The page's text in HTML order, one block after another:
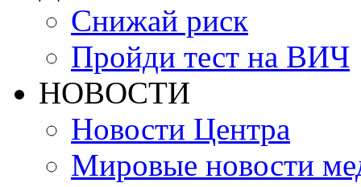
Снижай риск
Пройди тест на ВИЧ
НОВОСТИ
Новости Центра
Мировые новости